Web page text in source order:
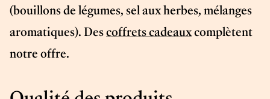
(bouillons de légumes, sel aux herbes, mélanges
aromatiques). Descoffrets cadeauxcomplètent
notre offre.